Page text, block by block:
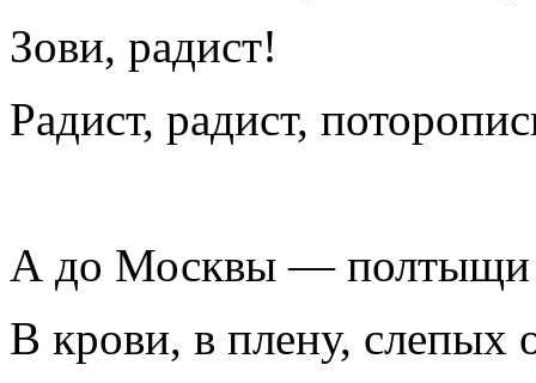
Зови, радист!
Радист, радист,
А до Москвы — полтыщи
В крови, в плену, слепых